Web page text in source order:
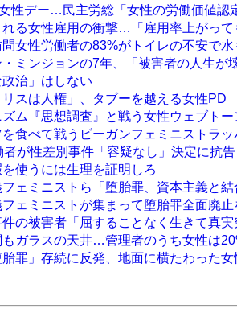
性デー…民主労総「女性の労働価値認
る女性雇用の衝撃…「雇用率上がって
女性労働者の83%がトイレの不安で
ミンジョンの7年、「被害者の人生が
治」はしない
スは人権」、タブーを越える女性PD
ム『思想調査』と戦う女性ウェブトー
食べて戦うビーガンフェミニストラッ
が性差別事件「容疑なし」決定に抗告
使うには生理を証明しろ
ェミニストら「堕胎罪、資本主義と結
ェミニストが集まって堕胎罪全面廃止
の被害者「屈することなく生きて真実
もガラスの天井…管理者のうち女性は
罪」存続に反発、地面に横たわった女